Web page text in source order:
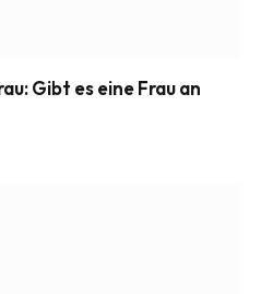
Gibt es eine Frau an